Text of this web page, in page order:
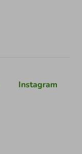
Instagram